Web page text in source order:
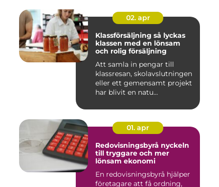
02. apr
Klassförsäljning så lyckas
klassen med en lönsam
och rolig försäljning
Att samla in pengar till
klassresan, skolavslutningen
eller ett gemensamt projekt
har blivit en natu...
01. apr
Redovisningsbyrå nyckeln
till tryggare och mer
lönsam ekonomi
En redovisningsbyrå hjälper
företagare att få ordning,